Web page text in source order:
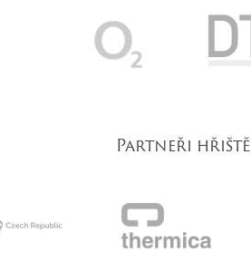
Partneři hřiště